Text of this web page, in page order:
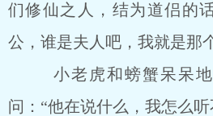
们修仙之人，结为道侣的
公，谁是夫人吧，我就是那
小老虎和螃蟹呆呆地
问：“他在说什么，我怎么听